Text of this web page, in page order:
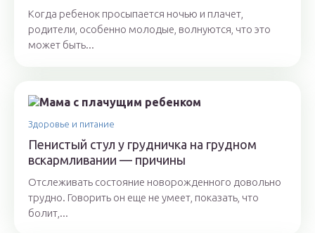
Когда ребенок просыпается ночью и плачет,
родители, особенно молодые, волнуются, что это
может быть...
Здоровье и питание
Пенистый стул у грудничка на грудном
вскармливании — причины
Отслеживать состояние новорожденного довольно
трудно. Говорить он еще не умеет, показать, что
болит,...